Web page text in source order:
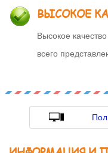
ВЫСОКОЕ
Высокое качество
всего